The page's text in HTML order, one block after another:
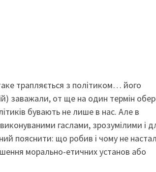
трапляється з політиком… його
заважали, от ще на один термін
бувають не лише в нас. Але в
гаслами, зрозумілими і
пояснити: що робив і чому не
морально-етичних установ або